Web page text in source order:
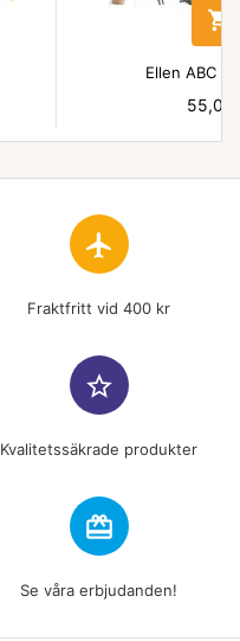

Ellen ABC
Pris
55,00
flight
Fraktfritt vid 400 kr
star_border
Kvalitetssäkrade produkter
redeem
Se våra erbjudanden!